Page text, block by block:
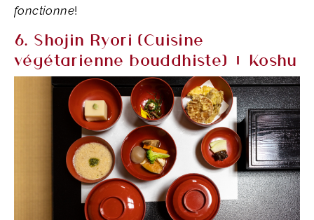
fonctionne!
6. Shojin Ryori (Cuisine
végétarienne bouddhiste) + Koshu